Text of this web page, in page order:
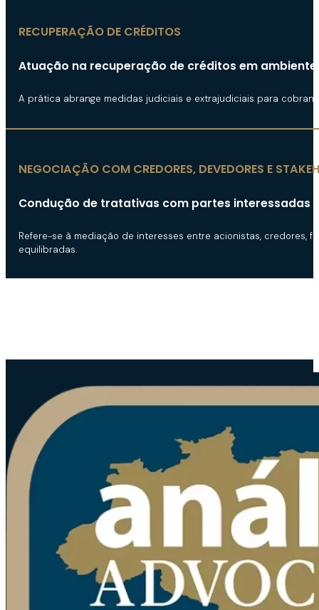
RECUPERAÇÃO DE CRÉDITOS
Atuação na recuperação de créditos em ambiente
A prática abrange medidas judiciais e extrajudiciais para
NEGOCIAÇÃO COM CREDORES, DEVEDORES E
Condução de tratativas com partes interessadas
Refere-se à mediação de interesses entre acionistas, credores,
equilibradas.